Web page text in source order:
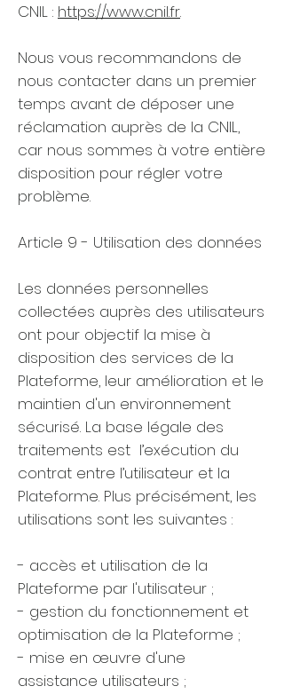
CNIL : https://www.cnil.fr.
Nous vous recommandons de
nous contacter dans un premier
temps avant de déposer une
réclamation auprès de la CNIL,
car nous sommes à votre entière
disposition pour régler votre
problème.
Article 9 - Utilisation des données
Les données personnelles
collectées auprès des utilisateurs
ont pour objectif la mise à
disposition des services de la
Plateforme, leur amélioration et le
maintien d'un environnement
sécurisé. La base légale des
traitements est l’exécution du
contrat entre l’utilisateur et la
Plateforme. Plus précisément, les
utilisations sont les suivantes :
- accès et utilisation de la
Plateforme par l'utilisateur ;
- gestion du fonctionnement et
optimisation de la Plateforme ;
- mise en œuvre d'une
assistance utilisateurs ;